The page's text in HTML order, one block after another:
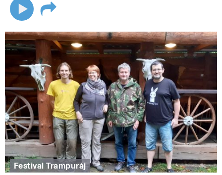
Festival Trampuráj